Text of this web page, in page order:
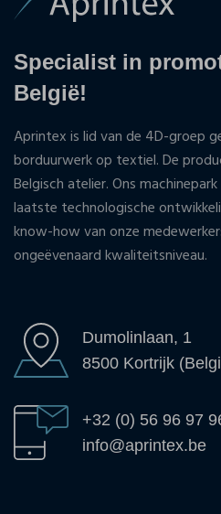
Specialist in
België!
Aprintex is lid van de 4D-groep
borduurwerk op textiel. De
Belgisch atelier. Ons
laatste technologische
know-how van onze
ongeëvenaard kwaliteitsniveau.
Dumolinlaan, 1
8500 Kortrijk
+32 (0) 56 96 97
info@aprintex.be